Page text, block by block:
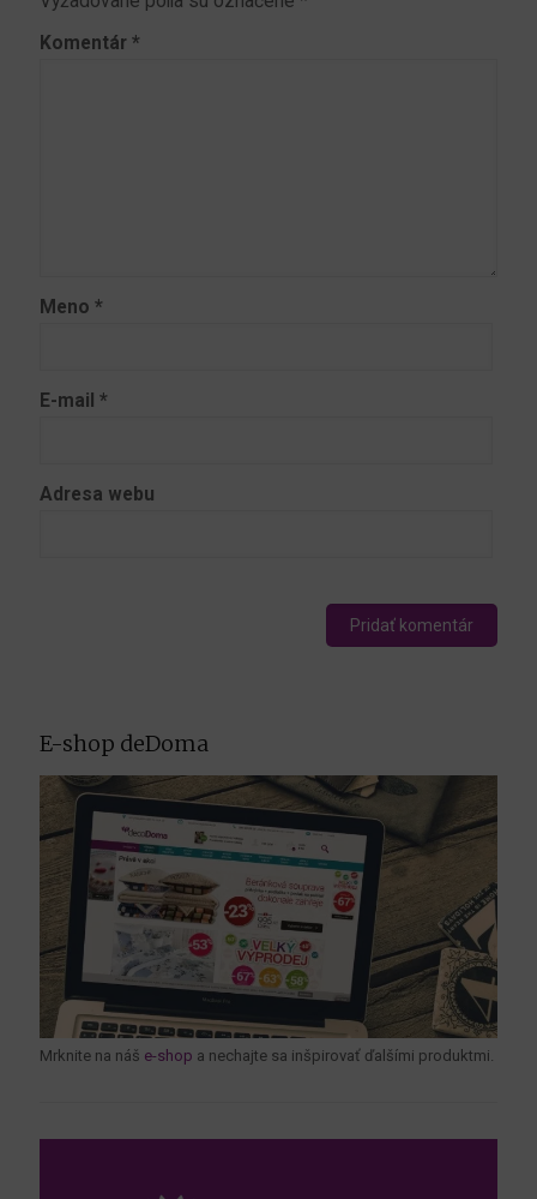
Komentár *
Meno *
E-mail *
Adresa webu
E-shop deDoma
Mrknite na náš e-shop a nechajte sa inšpirovať ďalšími produktmi.